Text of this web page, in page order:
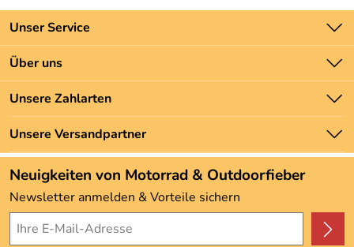
Unser Service
Kontakt
Batteriegesetz
Newsletter
Zahlung und Versand
Über uns
Unsere Bestseller
Marken
Neu
Angebote
Kundenbewertungen (3.492)
4,9/5*****
Unsere Zahlarten
Unsere Versandpartner
Neuigkeiten von Motorrad & Outdoorfieber
Newsletter anmelden & Vorteile sichern